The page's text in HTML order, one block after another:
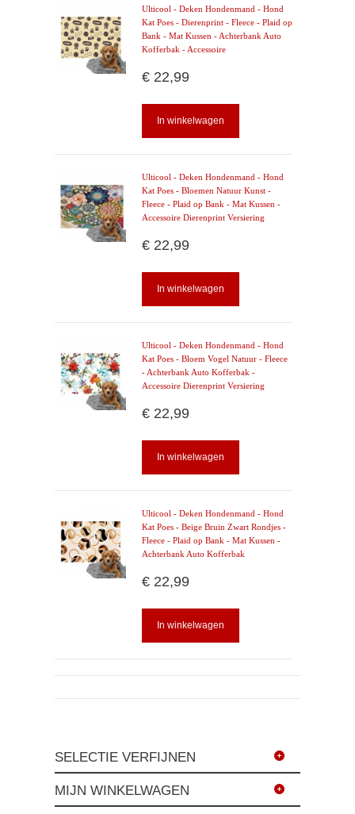
Ulticool - Deken Hondenmand - Hond
Kat Poes - Dierenprint - Fleece - Plaid op
Bank - Mat Kussen - Achterbank Auto
Kofferbak - Accessoire
€ 22,99
In winkelwagen
Ulticool - Deken Hondenmand - Hond
Kat Poes - Bloemen Natuur Kunst -
Fleece - Plaid op Bank - Mat Kussen -
Accessoire Dierenprint Versiering
€ 22,99
In winkelwagen
Ulticool - Deken Hondenmand - Hond
Kat Poes - Bloem Vogel Natuur - Fleece
- Achterbank Auto Kofferbak -
Accessoire Dierenprint Versiering
€ 22,99
In winkelwagen
Ulticool - Deken Hondenmand - Hond
Kat Poes - Beige Bruin Zwart Rondjes -
Fleece - Plaid op Bank - Mat Kussen -
Achterbank Auto Kofferbak
€ 22,99
In winkelwagen
SELECTIE VERFIJNEN
MIJN WINKELWAGEN